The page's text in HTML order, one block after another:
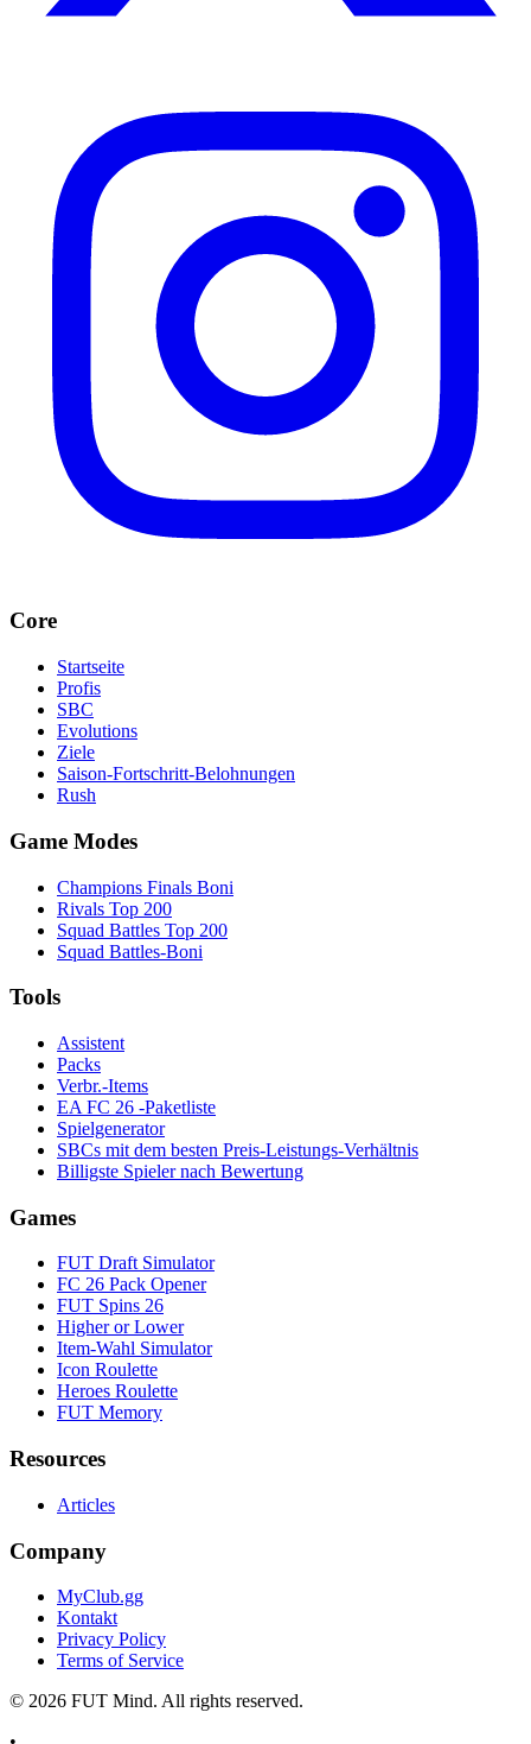
Core
Startseite
Profis
SBC
Evolutions
Ziele
Saison-Fortschritt-Belohnungen
Rush
Game Modes
Champions Finals Boni
Rivals Top 200
Squad Battles Top 200
Squad Battles-Boni
Tools
Assistent
Packs
Verbr.-Items
EA FC 26 -Paketliste
Spielgenerator
SBCs mit dem besten Preis-Leistungs-Verhältnis
Billigste Spieler nach Bewertung
Games
FUT Draft Simulator
FC 26 Pack Opener
FUT Spins 26
Higher or Lower
Item-Wahl Simulator
Icon Roulette
Heroes Roulette
FUT Memory
Resources
Articles
Company
MyClub.gg
Kontakt
Privacy Policy
Terms of Service
© 2026 FUT Mind. All rights reserved.